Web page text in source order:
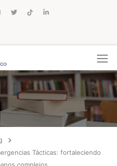
Tácticas: fortaleciendo